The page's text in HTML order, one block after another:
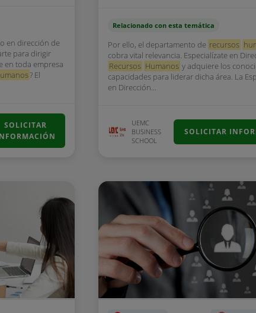
en dirección de
para dirigir
en toda empresa
? El
SOLICITAR
Relacionado con esta temática
Por ello, el departamento de recursos
cobra vital relevancia. Especialízate en
Recursos Humanos y adquiere los
capacidades para liderar dicha área. La
en Dirección...
UEMC
BUSINESS
SCHOOL
SOLICITAR